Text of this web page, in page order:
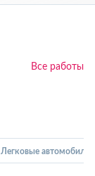
Все работы
Легковые автомобили